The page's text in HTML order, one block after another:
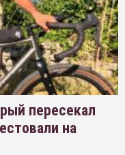
пересекал
на